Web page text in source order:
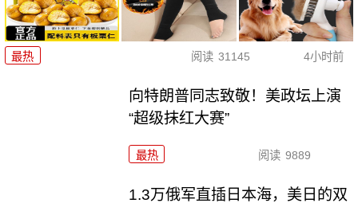
最热 阅读 31145 4小时前
向特朗普同志致敬！美政坛上演
“超级抹红大赛”
最热 阅读 9889
1.3万俄军直插日本海，美日的双